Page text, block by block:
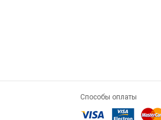
Способы оплаты